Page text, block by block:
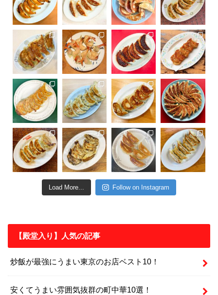
Load More... Follow on Instagram
【殿堂入り】人気の記事
炒飯が最強にうまい東京のお店ベスト10！
安くてうまい雰囲気抜群の町中華10選！